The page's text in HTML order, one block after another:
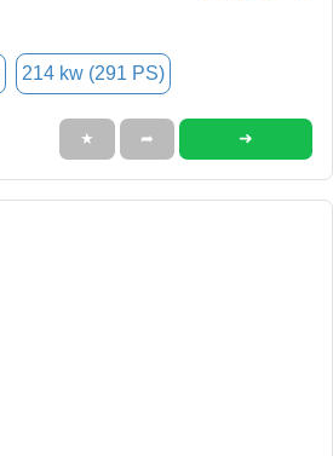
214 kw (291 PS)
★ ➦ ➜